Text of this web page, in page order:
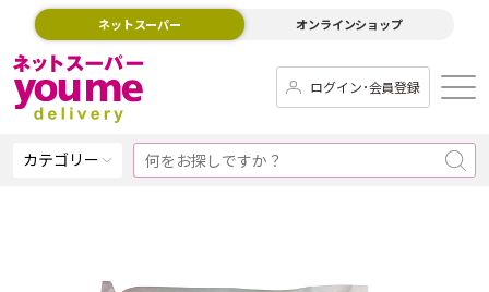
ネットスーパー オンラインショップ
ログイン･会員登録
カテゴリー